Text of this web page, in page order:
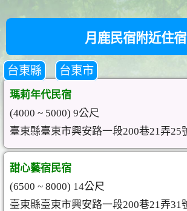
月鹿民宿附近住宿
台東縣 台東市
瑪莉年代民宿
(4000 ~ 5000) 9公尺
臺東縣臺東市興安路一段200巷21弄25
甜心藝宿民宿
(6500 ~ 8000) 14公尺
臺東縣臺東市興安路一段200巷21弄31